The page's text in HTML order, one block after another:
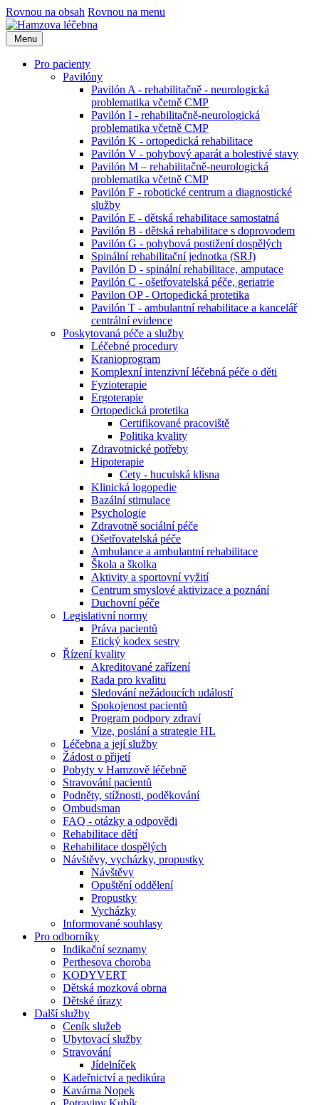
Rovnou na obsah Rovnou na menu
Menu
Pro pacienty
Pavilóny
Pavilón A - rehabilitačně - neurologická
problematika včetně CMP
Pavilón I - rehabilitačně-neurologická
problematika včetně CMP
Pavilón K - ortopedická rehabilitace
Pavilón V - pohybový aparát a bolestivé stavy
Pavilón M – rehabilitačně-neurologická
problematika včetně CMP
Pavilón F - robotické centrum a diagnostické
služby
Pavilón E - dětská rehabilitace samostatná
Pavilón B - dětská rehabilitace s doprovodem
Pavilón G - pohybová postižení dospělých
Spinální rehabilitační jednotka (SRJ)
Pavilón D - spinální rehabilitace, amputace
Pavilón C - ošetřovatelská péče, geriatrie
Pavilon OP - Ortopedická protetika
Pavilón T - ambulantní rehabilitace a kancelář
centrální evidence
Poskytovaná péče a služby
Léčebné procedury
Kranioprogram
Komplexní intenzivní léčebná péče o děti
Fyzioterapie
Ergoterapie
Ortopedická protetika
Certifikované pracoviště
Politika kvality
Zdravotnické potřeby
Hipoterapie
Cety - huculská klisna
Klinická logopedie
Bazální stimulace
Psychologie
Zdravotně sociální péče
Ošetřovatelská péče
Ambulance a ambulantní rehabilitace
Škola a školka
Aktivity a sportovní vyžití
Centrum smyslové aktivizace a poznání
Duchovní péče
Legislativní normy
Práva pacientů
Etický kodex sestry
Řízení kvality
Akreditované zařízení
Rada pro kvalitu
Sledování nežádoucích událostí
Spokojenost pacientů
Program podpory zdraví
Vize, poslání a strategie HL
Léčebna a její služby
Žádost o přijetí
Pobyty v Hamzově léčebně
Stravování pacientů
Podněty, stížnosti, poděkování
Ombudsman
FAQ - otázky a odpovědi
Rehabilitace dětí
Rehabilitace dospělých
Návštěvy, vycházky, propustky
Návštěvy
Opuštění oddělení
Propustky
Vycházky
Informované souhlasy
Pro odborníky
Indikační seznamy
Perthesova choroba
KODYVERT
Dětská mozková obrna
Dětské úrazy
Další služby
Ceník služeb
Ubytovací služby
Stravování
Jídelníček
Kadeřnictví a pedikúra
Kavárna Nopek